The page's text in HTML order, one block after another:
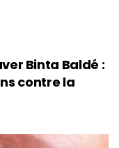
Binta Baldé :
contre la